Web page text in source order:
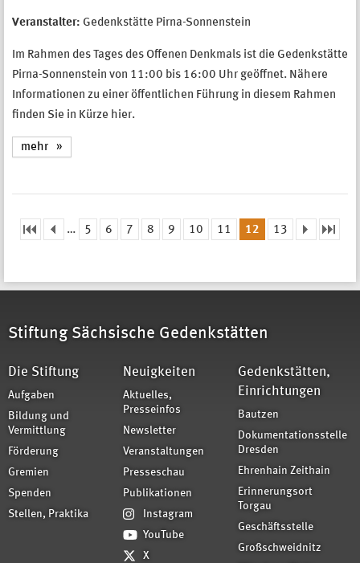
Veranstalter: Gedenkstätte Pirna-Sonnenstein
Im Rahmen des Tages des Offenen Denkmals ist die Gedenkstätte
Pirna-Sonnenstein von 11:00 bis 16:00 Uhr geöffnet. Nähere
Informationen zu einer öffentlichen Führung in diesem Rahmen
finden Sie in Kürze hier.
mehr
… 5 6 7 8 9 10 11 12 13
Stiftung Sächsische Gedenkstätten
Die Stiftung
Aufgaben
Bildung und
Vermittlung
Förderung
Gremien
Spenden
Stellen, Praktika
Neuigkeiten
Aktuelles,
Presseinfos
Newsletter
Veranstaltungen
Presseschau
Publikationen
Instagram
YouTube
X
Gedenkstätten,
Einrichtungen
Bautzen
Dokumentationsstelle
Dresden
Ehrenhain Zeithain
Erinnerungsort
Torgau
Geschäftsstelle
Großschweidnitz